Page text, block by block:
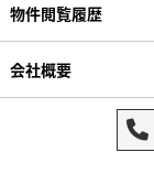
物件閲覧履歴
会社概要